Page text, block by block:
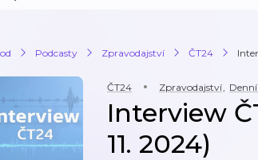
Podcasty Zpravodajství ČT24
ČT24 Zpravodajství,
Interview
11. 2024)